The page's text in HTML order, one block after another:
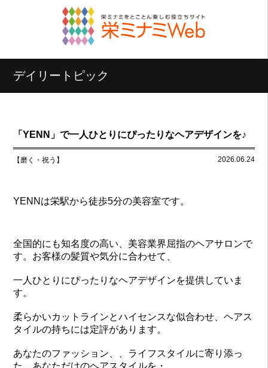
デイリートピック
「YENN」で一人ひとりにぴったりなヘアデザインを♪
【磨く・祝う】 2026.06.24
YENNは栄駅から徒歩5分の美容室です。
全国的にも知名度の高い、美容業界屈指のヘアサロンで
す。お客様の髪質や気分に合わせて、
一人ひとりにぴったりなヘアデザインを提供していま
す。
柔らかいカットラインとハイセンスな似合わせ、ヘアス
タイルの持ちには定評があります。
あなたのファッション、、ライフスタイルに寄り添っ